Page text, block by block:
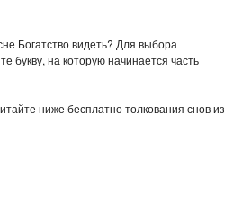
Богатство видеть? Для выбора
букву, на которую начинается часть
ниже бесплатно толкования снов из